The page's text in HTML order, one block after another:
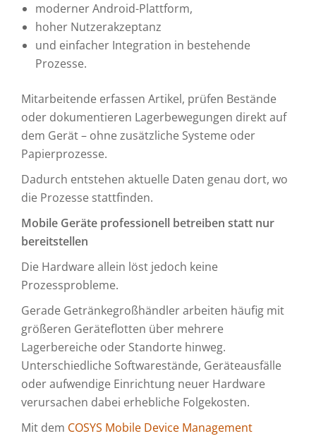
moderner Android-Plattform,
hoher Nutzerakzeptanz
und einfacher Integration in bestehende
Prozesse.
Mitarbeitende erfassen Artikel, prüfen Bestände
oder dokumentieren Lagerbewegungen direkt auf
dem Gerät – ohne zusätzliche Systeme oder
Papierprozesse.
Dadurch entstehen aktuelle Daten genau dort, wo
die Prozesse stattfinden.
Mobile Geräte professionell betreiben statt nur
bereitstellen
Die Hardware allein löst jedoch keine
Prozessprobleme.
Gerade Getränkegroßhändler arbeiten häufig mit
größeren Geräteflotten über mehrere
Lagerbereiche oder Standorte hinweg.
Unterschiedliche Softwarestände, Geräteausfälle
oder aufwendige Einrichtung neuer Hardware
verursachen dabei erhebliche Folgekosten.
Mit dem COSYS Mobile Device Management